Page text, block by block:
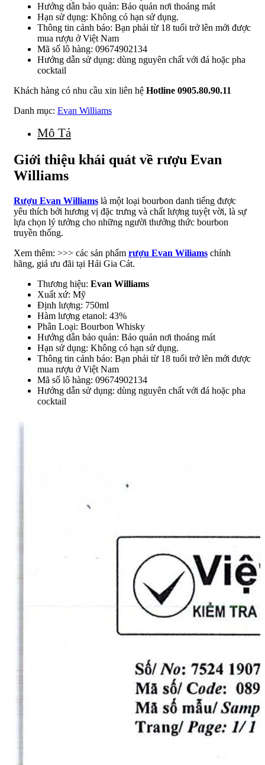
Hướng dẫn bảo quản: Bảo quản nơi thoáng mát
Hạn sử dụng: Không có hạn sử dụng.
Thông tin cảnh báo: Bạn phải từ 18 tuổi trở lên mới được
mua rượu ở Việt Nam
Mã số lô hàng: 09674902134
Hướng dẫn sử dụng: dùng nguyên chất với đá hoặc pha
cocktail
Khách hàng có nhu cầu xin liên hệ Hotline 0905.80.90.11
Danh mục: Evan Williams
Mô Tả
Giới thiệu khái quát về rượu Evan
Williams
Rượu Evan Williams là một loại bourbon danh tiếng được
yêu thích bởi hương vị đặc trưng và chất lượng tuyệt vời, là sự
lựa chọn lý tưởng cho những người thưởng thức bourbon
truyền thống.
Xem thêm: >>> các sản phẩm rượu Evan Wiliams chính
hãng, giá ưu đãi tại Hải Gia Cát.
Thương hiệu: Evan Williams
Xuất xứ: Mỹ
Định lượng: 750ml
Hàm lượng etanol: 43%
Phân Loại: Bourbon Whisky
Hướng dẫn bảo quản: Bảo quản nơi thoáng mát
Hạn sử dụng: Không có hạn sử dụng.
Thông tin cảnh báo: Bạn phải từ 18 tuổi trở lên mới được
mua rượu ở Việt Nam
Mã số lô hàng: 09674902134
Hướng dẫn sử dụng: dùng nguyên chất với đá hoặc pha
cocktail